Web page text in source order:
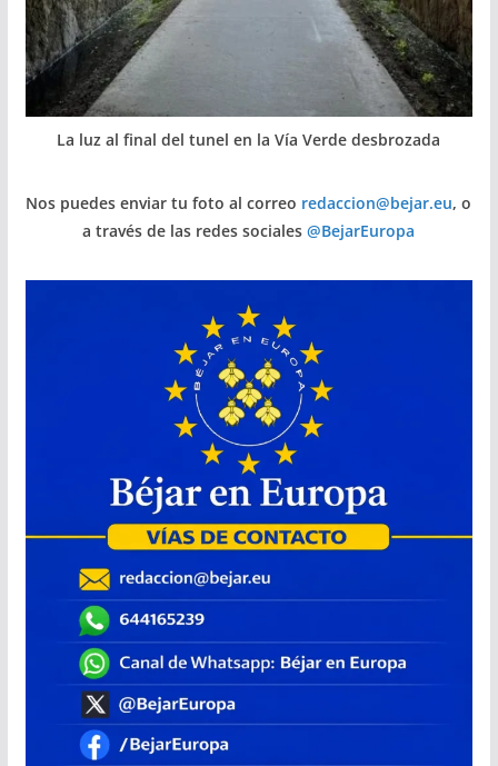
La luz al final del tunel en la Vía Verde desbrozada
Nos puedes enviar tu foto al correo redaccion@bejar.eu, o
a través de las redes sociales@BejarEuropa